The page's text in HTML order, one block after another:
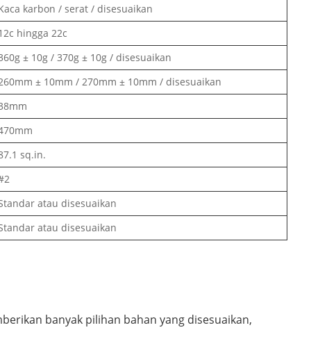
karbon / serat / disesuaikan
hingga 22c
± 10g / 370g ± 10g / disesuaikan
± 10mm / 270mm ± 10mm / disesuaikan
sq.in.
atau disesuaikan
atau disesuaikan
banyak pilihan bahan yang disesuaikan,